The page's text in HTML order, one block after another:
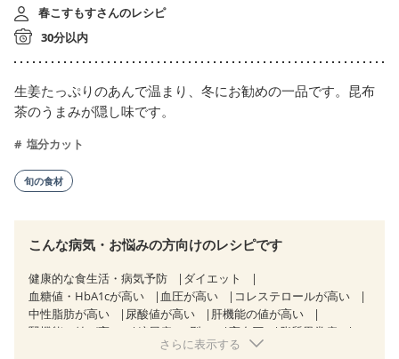
春こすもすさんのレシピ
30分以内
生姜たっぷりのあんで温まり、冬にお勧めの一品です。昆布
茶のうまみが隠し味です。
塩分カット
旬の食材
こんな病気・お悩みの方向けのレシピです
健康的な食生活・病気予防
ダイエット
血糖値・HbA1cが高い
血圧が高い
コレステロールが高い
中性脂肪が高い
尿酸値が高い
肝機能の値が高い
腎機能の値が高い
糖尿病（2型） 高血圧
脂質異常症
狭心症 心筋梗塞
さらに表示する